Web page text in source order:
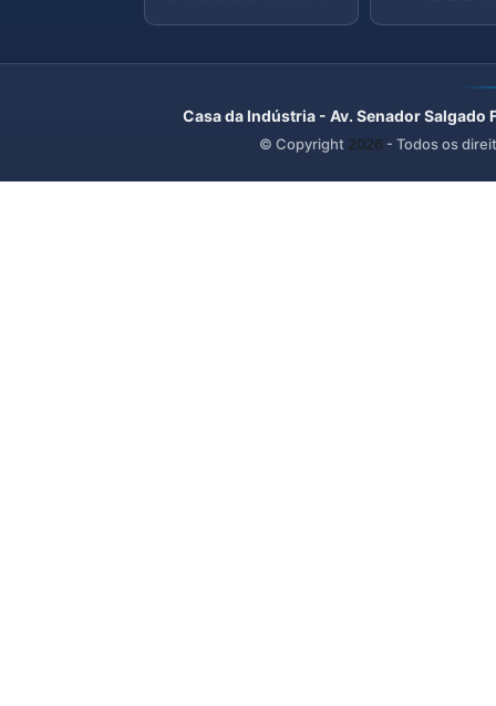
Casa da Indústria - Av. Senador
© Copyright 2026 - Todos os